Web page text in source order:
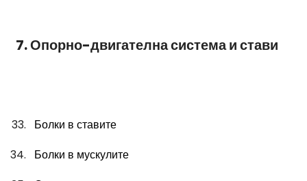
7. Опорно-двигателна система и стави
Болки в ставите
Болки в мускулите